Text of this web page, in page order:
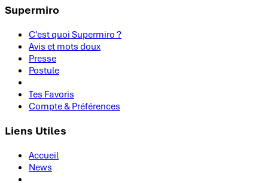
Supermiro
C'est quoi Supermiro ?
Avis et mots doux
Presse
Postule
Tes Favoris
Compte & Préférences
Liens Utiles
Accueil
News